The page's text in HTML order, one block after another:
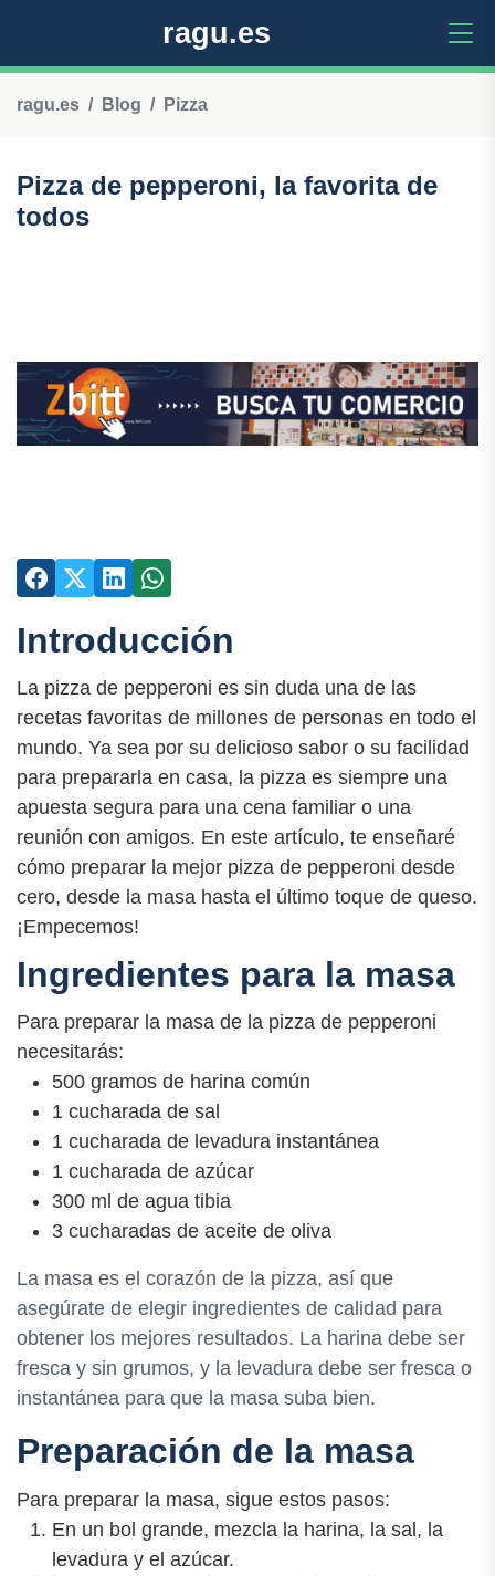
ragu.es
ragu.es Blog Pizza
Pizza de pepperoni, la favorita de
todos
Introducción
La pizza de pepperoni es sin duda una de las
recetas favoritas de millones de personas en todo el
mundo. Ya sea por su delicioso sabor o su facilidad
para prepararla en casa, la pizza es siempre una
apuesta segura para una cena familiar o una
reunión con amigos. En este artículo, te enseñaré
cómo preparar la mejor pizza de pepperoni desde
cero, desde la masa hasta el último toque de queso.
¡Empecemos!
Ingredientes para la masa
Para preparar la masa de la pizza de pepperoni
necesitarás:
500 gramos de harina común
1 cucharada de sal
1 cucharada de levadura instantánea
1 cucharada de azúcar
300 ml de agua tibia
3 cucharadas de aceite de oliva
La masa es el corazón de la pizza, así que
asegúrate de elegir ingredientes de calidad para
obtener los mejores resultados. La harina debe ser
fresca y sin grumos, y la levadura debe ser fresca o
instantánea para que la masa suba bien.
Preparación de la masa
Para preparar la masa, sigue estos pasos:
En un bol grande, mezcla la harina, la sal, la
levadura y el azúcar.